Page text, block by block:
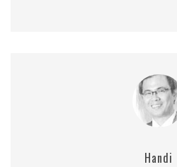
Handi